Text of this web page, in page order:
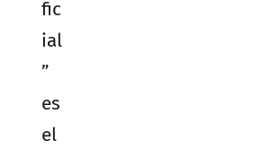
fic
ial
”
es
el